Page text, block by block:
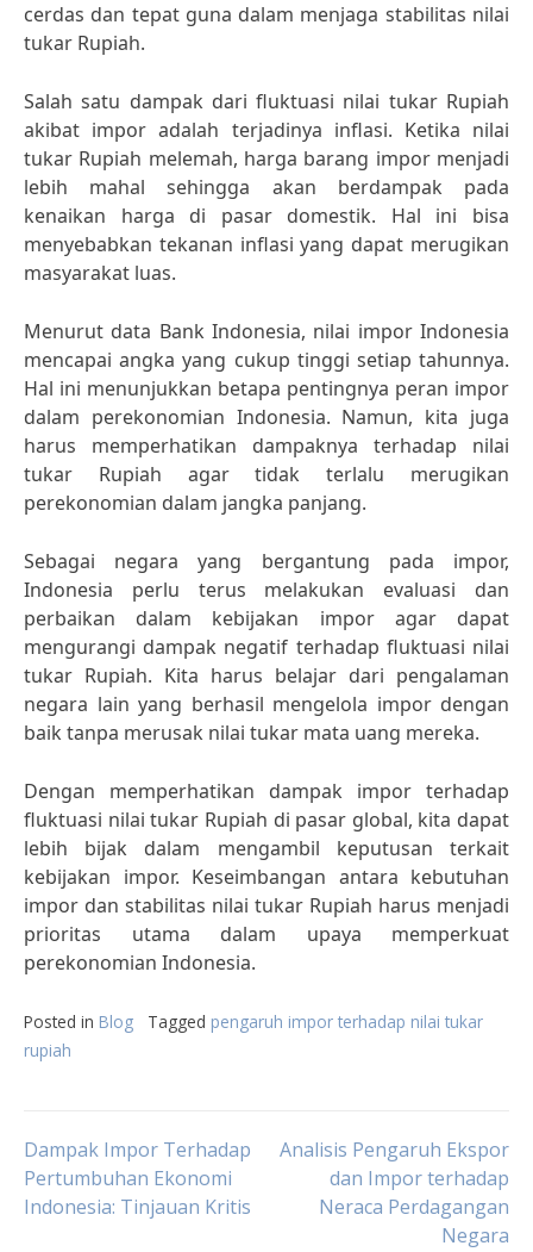
cerdas dan tepat guna dalam menjaga stabilitas nilai
tukar Rupiah.
Salah satu dampak dari fluktuasi nilai tukar Rupiah
akibat impor adalah terjadinya inflasi. Ketika nilai
tukar Rupiah melemah, harga barang impor menjadi
lebih mahal sehingga akan berdampak pada
kenaikan harga di pasar domestik. Hal ini bisa
menyebabkan tekanan inflasi yang dapat merugikan
masyarakat luas.
Menurut data Bank Indonesia, nilai impor Indonesia
mencapai angka yang cukup tinggi setiap tahunnya.
Hal ini menunjukkan betapa pentingnya peran impor
dalam perekonomian Indonesia. Namun, kita juga
harus memperhatikan dampaknya terhadap nilai
tukar Rupiah agar tidak terlalu merugikan
perekonomian dalam jangka panjang.
Sebagai negara yang bergantung pada impor,
Indonesia perlu terus melakukan evaluasi dan
perbaikan dalam kebijakan impor agar dapat
mengurangi dampak negatif terhadap fluktuasi nilai
tukar Rupiah. Kita harus belajar dari pengalaman
negara lain yang berhasil mengelola impor dengan
baik tanpa merusak nilai tukar mata uang mereka.
Dengan memperhatikan dampak impor terhadap
fluktuasi nilai tukar Rupiah di pasar global, kita dapat
lebih bijak dalam mengambil keputusan terkait
kebijakan impor. Keseimbangan antara kebutuhan
impor dan stabilitas nilai tukar Rupiah harus menjadi
prioritas utama dalam upaya memperkuat
perekonomian Indonesia.
Posted in Blog Tagged pengaruh impor terhadap nilai tukar
rupiah
Post
navigation
Dampak Impor Terhadap
Pertumbuhan Ekonomi
Indonesia: Tinjauan Kritis
Analisis Pengaruh Ekspor
dan Impor terhadap
Neraca Perdagangan
Negara